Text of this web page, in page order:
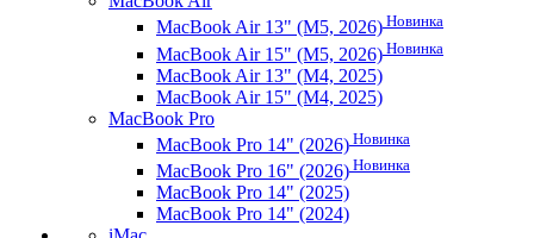
MacBook Air 13" (M5, 2026) Новинка
MacBook Air 15" (M5, 2026) Новинка
MacBook Air 13" (M4, 2025)
MacBook Air 15" (M4, 2025)
MacBook Pro
MacBook Pro 14" (2026) Новинка
MacBook Pro 16" (2026) Новинка
MacBook Pro 14" (2025)
MacBook Pro 14" (2024)